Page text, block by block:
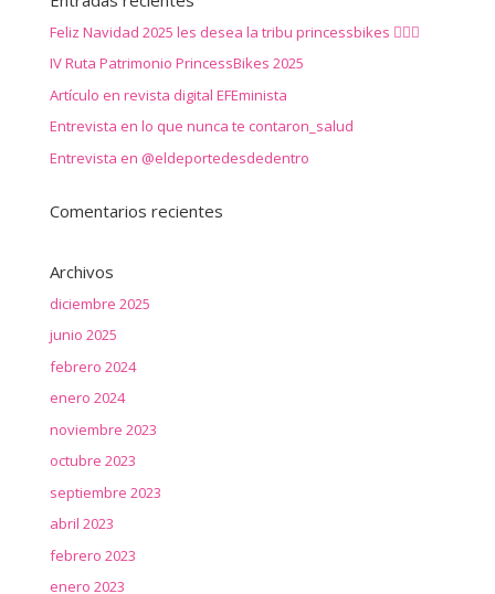
Feliz Navidad 2025 les desea la tribu princessbikes 🚴‍♀️✨
IV Ruta Patrimonio PrincessBikes 2025
Artículo en revista digital EFEminista
Entrevista en lo que nunca te contaron_salud
Entrevista en @eldeportedesdedentro
Comentarios recientes
Archivos
diciembre 2025
junio 2025
febrero 2024
enero 2024
noviembre 2023
octubre 2023
septiembre 2023
abril 2023
febrero 2023
enero 2023